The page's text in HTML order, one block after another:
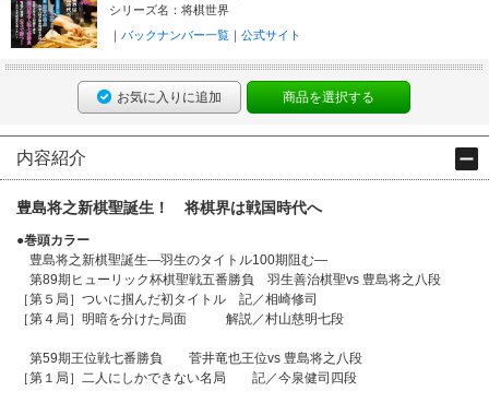
シリーズ名：将棋世界
バックナンバー一覧
公式サイト
お気に入りに追加 商品を選択する
内容紹介
豊島将之新棋聖誕生！ 将棋界は戦国時代へ
●巻頭カラー
豊島将之新棋聖誕生―羽生のタイトル100期阻む―
第89期ヒューリック杯棋聖戦五番勝負 羽生善治棋聖vs 豊島将之八段
［第５局］ついに掴んだ初タイトル 記／相崎修司
［第４局］明暗を分けた局面 解説／村山慈明七段
第59期王位戦七番勝負 菅井竜也王位vs 豊島将之八段
［第１局］二人にしかできない名局 記／今泉健司四段